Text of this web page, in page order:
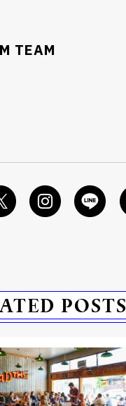
TEAM
POSTS